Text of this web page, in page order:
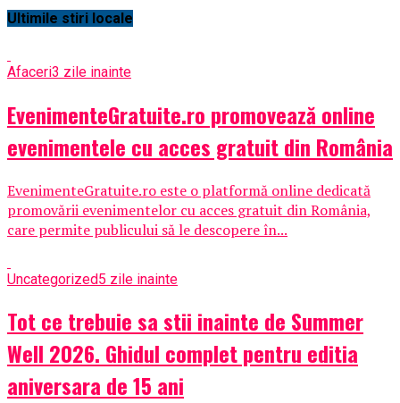
Ultimile stiri locale
Afaceri3 zile inainte
EvenimenteGratuite.ro promovează online
evenimentele cu acces gratuit din România
EvenimenteGratuite.ro este o platformă online dedicată
promovării evenimentelor cu acces gratuit din România,
care permite publicului să le descopere în...
Uncategorized5 zile inainte
Tot ce trebuie sa stii inainte de Summer
Well 2026. Ghidul complet pentru editia
aniversara de 15 ani